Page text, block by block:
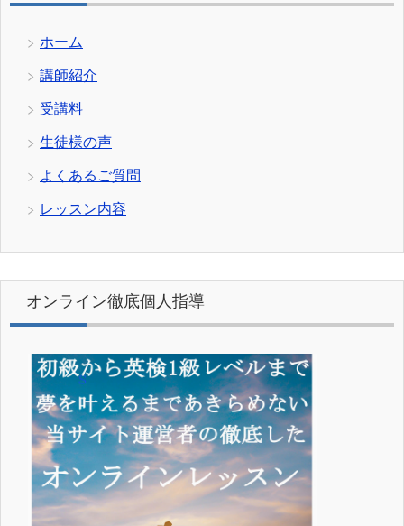
ホーム
講師紹介
受講料
生徒様の声
よくあるご質問
レッスン内容
オンライン徹底個人指導